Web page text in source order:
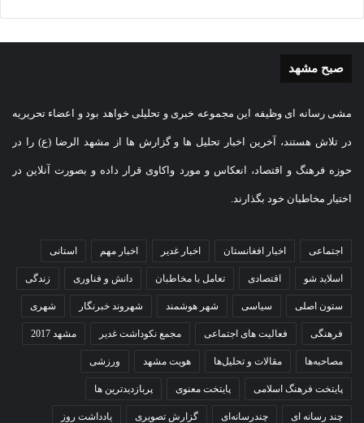
صبح مشهد
مشی رسانه ای وظیفه این مجموعه خبری و تحلیلی خواهد بود و اعضاء تحریریه
در تلاش هستند، آخرین اخبار تحلیل ها و گزارش ها از مشهد الرضا (ع) را در
حوزه فرهنگ و اقتصاد، انعکاس و مورد واکاوی قرار داده و بصورت آنلاین در
اختیار مخاطبان خود بگذارند.
اجتماعی اخبار افغانستان اخبار غدیر اخبار مهم استانی
اسلاید شو اقتصادی تعامل با مخاطبان دانش و فناوری زندگی
ستون اصلی سیاسی شهر هوشمند شهروند خبرنگار شهری
فرهنگی فعالیت های اجتماعی مجمع نکوداشت غدیر مشهد 2017
مصاحبه‌ها مقالات و تحلیل‌ها هویت مشهد ورزشی
پایتخت فرهنگ اسلامی پایتخت معنوی پربازدیدترین ها
چند رسانه ای چندرسانه‌ای گزارش تصویری یادداشت روز